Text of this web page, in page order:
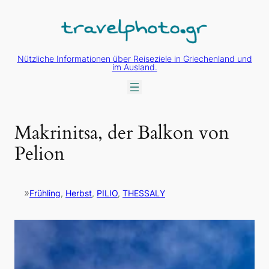
Nützliche Informationen über Reiseziele in Griechenland und
im Ausland.
Makrinitsa, der Balkon von
Pelion
»Frühling, Herbst, PILIO, THESSALY